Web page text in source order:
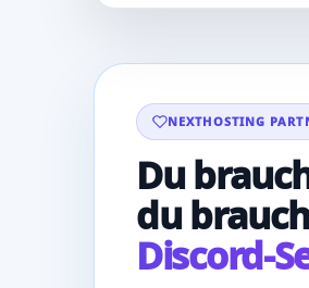
NEXTHOSTING
Du
du
Discord-